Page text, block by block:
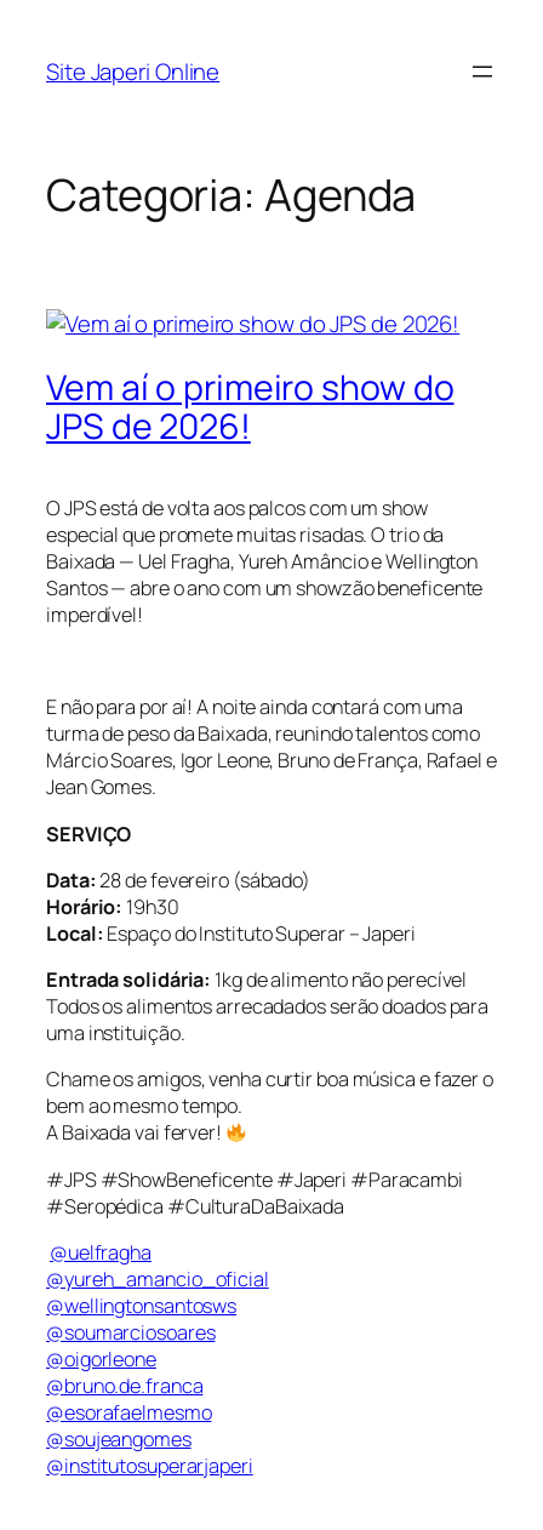
Site Japeri Online
Categoria: Agenda
Vem aí o primeiro show do
JPS de 2026!
O JPS está de volta aos palcos com um show
especial que promete muitas risadas. O trio da
Baixada — Uel Fragha, Yureh Amâncio e Wellington
Santos — abre o ano com um showzão beneficente
imperdível!
E não para por aí! A noite ainda contará com uma
turma de peso da Baixada, reunindo talentos como
Márcio Soares, Igor Leone, Bruno de França, Rafael e
Jean Gomes.
SERVIÇO
Data:28 de fevereiro (sábado)
Horário: 19h30
Local: Espaço do Instituto Superar – Japeri
Entrada solidária: 1kg de alimento não perecível
Todos os alimentos arrecadados serão doados para
uma instituição.
Chame os amigos, venha curtir boa música e fazer o
bem ao mesmo tempo.
A Baixada vai ferver!
#JPS #ShowBeneficente #Japeri #Paracambi
#Seropédica #CulturaDaBaixada
@uelfragha
@yureh_amancio_oficial
@wellingtonsantosws
@soumarciosoares
@oigorleone
@bruno.de.franca
@esorafaelmesmo
@soujeangomes
@institutosuperarjaperi